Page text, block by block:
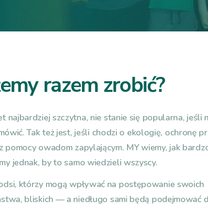
razem zrobić?
najbardziej szczytna, nie stanie się popularna, jeśli
Tak też jest, jeśli chodzi o ekologię, ochronę
pomocy owadom zapylającym. MY wiemy, jak
jednak, by to samo wiedzieli wszyscy.
którzy mogą wpływać na postępowanie swoich
bliskich — a niedługo sami będą podejmować